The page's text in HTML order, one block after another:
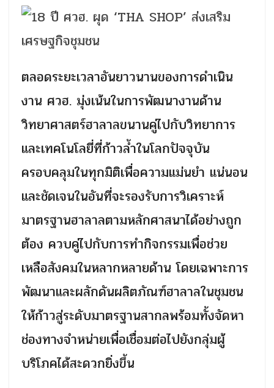
ตลอดระยะเวลาอันยาวนานของการดำเนิน
งาน ศวฮ. มุ่งเน้นในการพัฒนางานด้าน
วิทยาศาสตร์ฮาลาลขนานคู่ไปกับวิทยาการ
และเทคโนโลยี่ที่ก้าวล้ำในโลกปัจจุบัน
ครอบคลุมในทุกมิติเพื่อความแม่นยำ แน่นอน
และชัดเจนในอันที่จะรองรับการวิเคราะห์
มาตรฐานฮาลาลตามหลักศาสนาได้อย่างถูก
ต้อง ควบคู่ไปกับการทำกิจกรรมเพื่อช่วย
เหลือสังคมในหลากหลายด้าน โดยเฉพาะการ
พัฒนาและผลักดันผลิตภัณฑ์ฮาลาลในชุมชน
ให้ก้าวสู่ระดับมาตรฐานสากลพร้อมทั้งจัดหา
ช่องทางจำหน่ายเพื่อเชื่อมต่อไปยังกลุ่มผู้
บริโภคได้สะดวกยิ่งขึ้น